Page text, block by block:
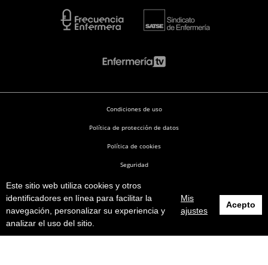
Este sitio web utiliza cookies y otros
identificadores en línea para facilitar la
navegación, personalizar su experiencia y
analizar el uso del sitio.
Mis
ajustes
Acepto
Enfermería en Desarrollo © 2026
Condiciones de uso
Política de protección de datos
Política de cookies
Seguridad